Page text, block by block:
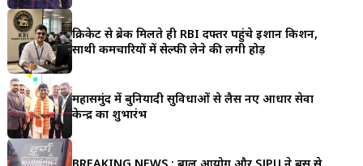
क्रिकेट से ब्रेक मिलते ही RBI दफ्तर पहुंचे ईशान किशन,
साथी कर्मचारियों में सेल्फी लेने की लगी होड़
महासमुंद में बुनियादी सुविधाओं से लैस नए आधार सेवा
केन्द्र का शुभारंभ